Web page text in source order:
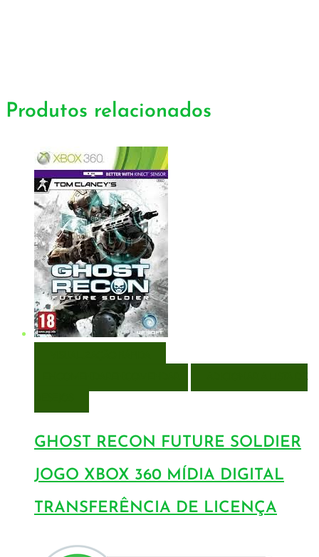
Produtos relacionados
GHOST RECON FUTURE SOLDIER
JOGO XBOX 360 MÍDIA DIGITAL
TRANSFERÊNCIA DE LICENÇA